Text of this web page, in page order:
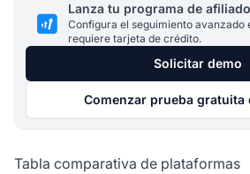
Lanza tu programa de
Configura el seguimiento avanzado
requiere tarjeta de crédito.
Solicitar demo
Comenzar prueba gratuita
Tabla comparativa de plataformas